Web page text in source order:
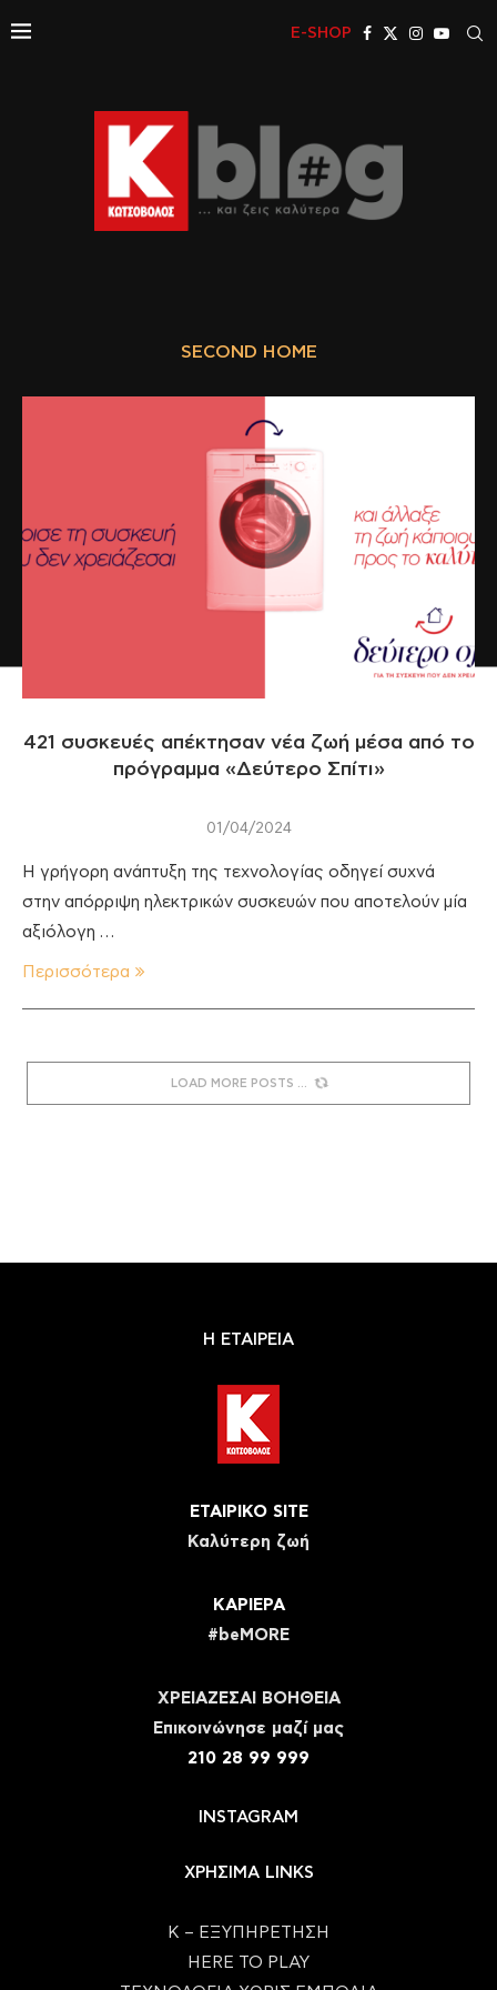
E-SHOP
SECOND HOME
421 συσκευές απέκτησαν νέα ζωή μέσα από το
πρόγραμμα «Δεύτερο Σπίτι»
01/04/2024
Η γρήγορη ανάπτυξη της τεχνολογίας οδηγεί συχνά
στην απόρριψη ηλεκτρικών συσκευών που αποτελούν μία
αξιόλογη …
Περισσότερα
LOAD MORE POSTS
Η ΕΤΑΙΡΕΙΑ
ΕΤΑΙΡΙΚΟ SITE
Καλύτερη ζωή
ΚΑΡΙΕΡΑ
#beMORE
ΧΡΕΙΑΖΕΣΑΙ ΒΟΗΘΕΙΑ
Eπικοινώνησε μαζί μας
210 28 99 999
INSTAGRAM
ΧΡΗΣΙΜΑ LINKS
Κ – ΕΞΥΠΗΡΕΤΗΣΗ
HERE TO PLAY